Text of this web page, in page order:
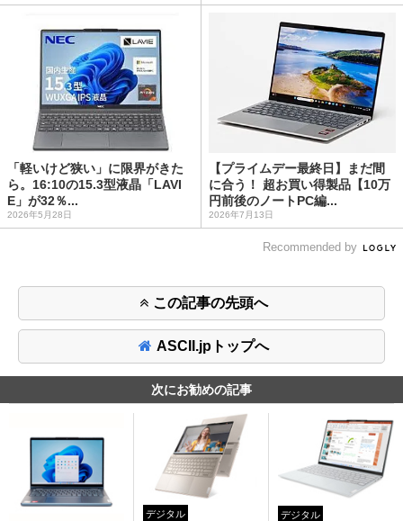
「軽いけど狭い」に限界がきた
ら。16:10の15.3型液晶「LAVI
E」が32％...
2026年5月28日
【プライムデー最終日】まだ間
に合う！ 超お買い得製品【10万
円前後のノートPC編...
2026年7月13日
Recommended by
この記事の先頭へ
ASCII.jpトップへ
次にお勧めの記事
デジタル デジタル